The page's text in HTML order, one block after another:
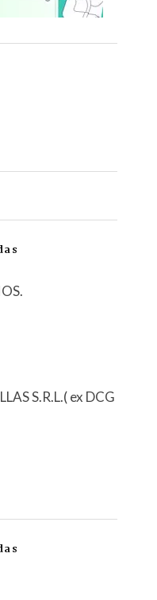
S.R.L.( ex DCG